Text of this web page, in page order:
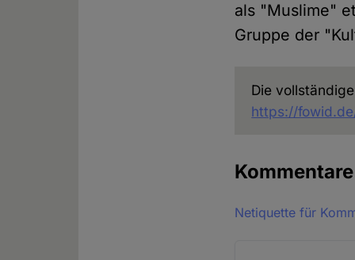
als "Muslime"
Gruppe der
Die
https://
Kommentare
Netiquette für